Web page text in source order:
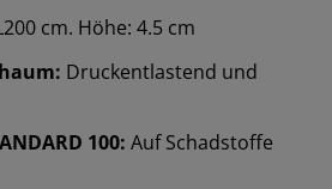
cm. Höhe: 4.5 cm
Druckentlastend und
100: Auf Schadstoffe
optimales Erlebnis auf unserer
sammeln Informationen